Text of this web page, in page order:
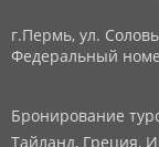
г.Пермь, ул.
Федеральный
Бронирование
Тайланд, Греция,